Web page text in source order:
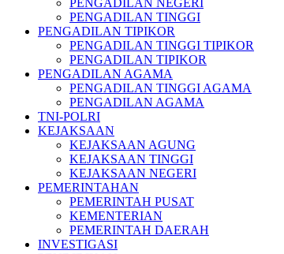
PENGADILAN NEGERI
PENGADILAN TINGGI
PENGADILAN TIPIKOR
PENGADILAN TINGGI TIPIKOR
PENGADILAN TIPIKOR
PENGADILAN AGAMA
PENGADILAN TINGGI AGAMA
PENGADILAN AGAMA
TNI-POLRI
KEJAKSAAN
KEJAKSAAN AGUNG
KEJAKSAAN TINGGI
KEJAKSAAN NEGERI
PEMERINTAHAN
PEMERINTAH PUSAT
KEMENTERIAN
PEMERINTAH DAERAH
INVESTIGASI